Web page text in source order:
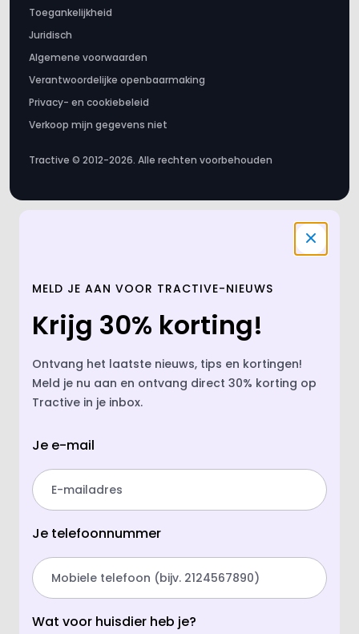
Toegankelijkheid
Juridisch
Algemene voorwaarden
Verantwoordelijke openbaarmaking
Privacy- en cookiebeleid
Verkoop mijn gegevens niet
Tractive © 2012-2026. Alle rechten voorbehouden